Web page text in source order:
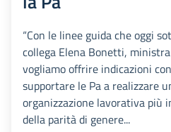
“Con le linee guida che oggi
collega Elena Bonetti,
vogliamo offrire indicazioni
supportare le Pa a realizzare
organizzazione lavorativa più
della parità di genere...